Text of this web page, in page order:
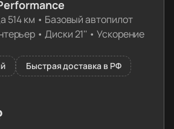
514 км • Базовый автопилот
•Диски 21'' • Ускорение
Быстрая доставка в РФ